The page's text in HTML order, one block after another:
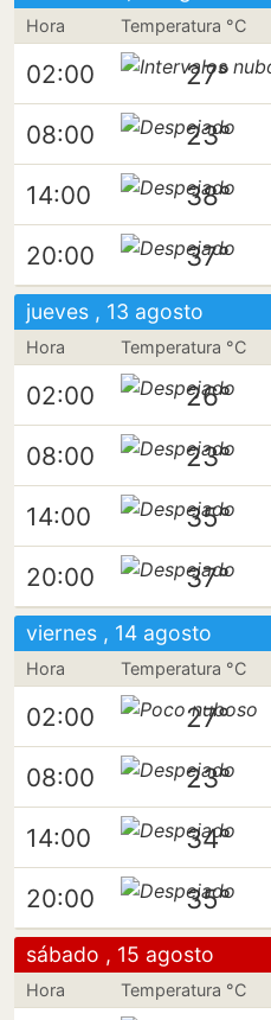
Hora Temperatura °C
02:00 27°
08:00 23°
14:00 38°
20:00 37°
jueves , 13 agosto
Hora Temperatura °C
02:00 26°
08:00 23°
14:00 35°
20:00 37°
viernes , 14 agosto
Hora Temperatura °C
02:00 27°
08:00 23°
14:00 34°
20:00 35°
sábado , 15 agosto
Hora Temperatura °C